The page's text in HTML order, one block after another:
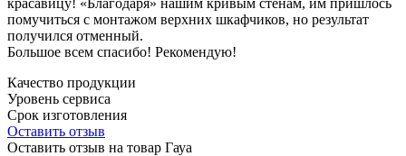
помучиться с монтажом верхних шкафчиков, но результат
получился отменный.
Большое всем спасибо! Рекомендую!
Качество продукции
Уровень сервиса
Срок изготовления
Оставить отзыв
Оставить отзыв на товар Гауа